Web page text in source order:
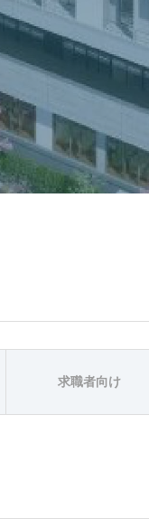
求職者向け